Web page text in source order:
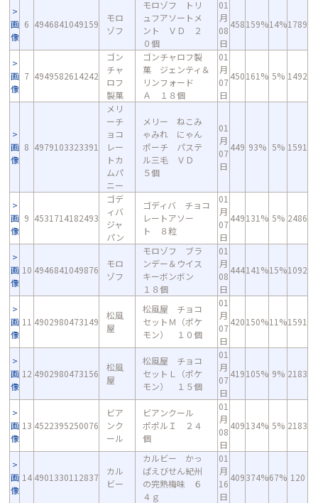
画
像
6 4946841049159
モロ
ゾフ
モロゾフ トリ
ュフアソートメ
ント ＶＤ ２
０個
01
月
08
日
458159%14%1789
画
像
7 4949582614242
ゴン
チャ
ロフ
製菓
ゴンチャロフ製
菓 ジェンティ＆
リンフォード
Ａ １８個
01
月
07
日
450161% 5% 1492
画
像
8 4979103323391
メリ
ーチ
ョコ
レー
トカ
ムパ
ニー
メリー ねこみ
ゃみれ にゃん
ポーチ パステ
ル三毛 ＶＤ
５個
01
月
07
日
449 93% 5% 1591
画
像
9 4531714182493
ゴデ
ィバ
ジャ
パン
ゴディバ チョコ
レートアソー
ト ８粒
01
月
07
日
449131% 5% 2486
画
像
10 4946841049876
モロ
ゾフ
モロゾフ ブラ
ンデー＆ウイス
キーボンボン
１８個
01
月
08
日
444141%15%1092
画
像
11 4902980473149
松風
屋
松風屋 チョコ
セットＭ（ポケ
モン） １０個
01
月
07
日
420150%11%1591
画
像
12 4902980473156
松風
屋
松風屋 チョコ
セットＬ（ポケ
モン） １５個
01
月
07
日
419105% 9% 2183
画
像
13 4522395250076
ビア
ンク
ール
ビアンクール
ポポルＩ ２４
個
01
月
08
日
409134% 5% 2183
画
像
14 4901330112837
カル
ビー
カルビー かっ
ぱえびせん紀州
の完熟梅味 ６
４ｇ
01
月
16
日
409374%67% 120